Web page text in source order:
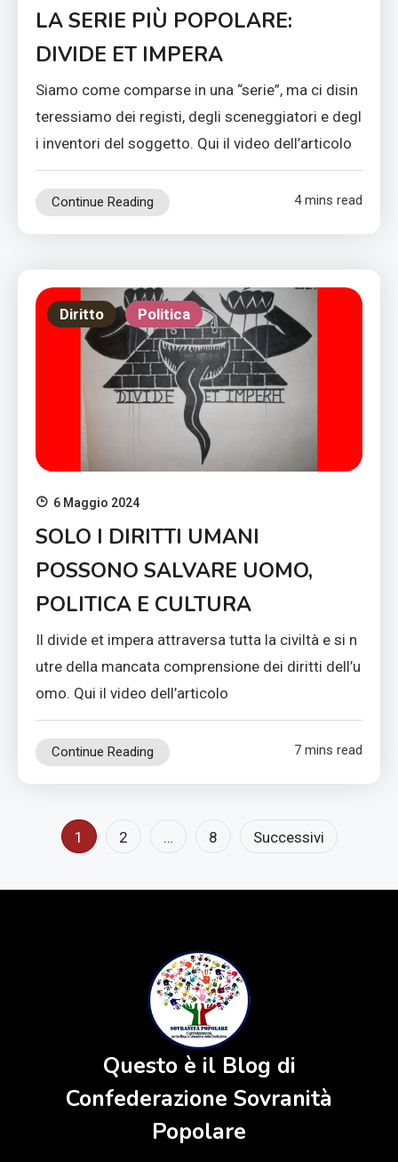
LA SERIE PIÙ POPOLARE:
DIVIDE ET IMPERA
Siamo come comparse in una “serie”, ma ci disin
teressiamo dei registi, degli sceneggiatori e degl
i inventori del soggetto. Qui il video dell’articolo
Continue Reading 4 mins read
Diritto Politica
6 Maggio 2024
SOLO I DIRITTI UMANI
POSSONO SALVARE UOMO,
POLITICA E CULTURA
Il divide et impera attraversa tutta la civiltà e si n
utre della mancata comprensione dei diritti dell’u
omo. Qui il video dell’articolo
Continue Reading 7 mins read
Paginazione
1 2 … 8 Successivi
Questo è il Blog di
Confederazione Sovranità
Popolare